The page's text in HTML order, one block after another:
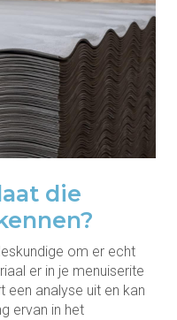
die
om er echt
er in je menuiserite
een analyse uit en kan
ervan in het